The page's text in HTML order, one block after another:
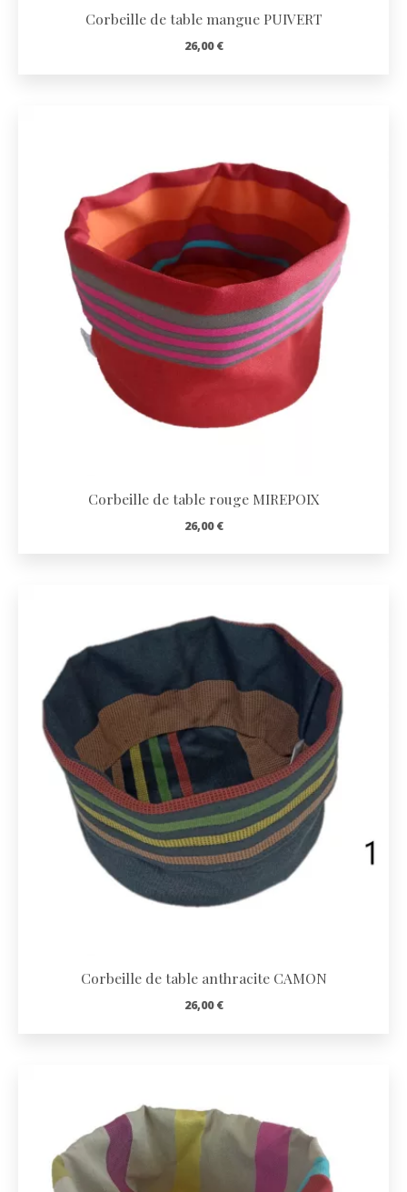
Corbeille de table mangue PUIVERT
26,00€
Corbeille de table rouge MIREPOIX
26,00€
Corbeille de table anthracite CAMON
26,00€